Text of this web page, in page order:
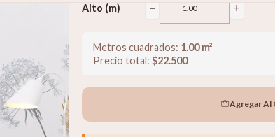
Alto (m) − +
Metros cuadrados: 1.00m²
Precio total: $22.500
Agregar Al